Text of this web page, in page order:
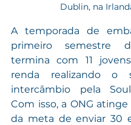
Dublin, na
A temporada de
primeiro semestre
termina com 11
renda realizando o
intercâmbio pela
Com isso, a ONG atinge
da meta de enviar 30